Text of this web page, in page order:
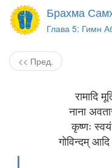
Брахма
Глава 5: Гимн
<< Пред.
रामादि
नाना
कृष्णः
गोविन्दम्